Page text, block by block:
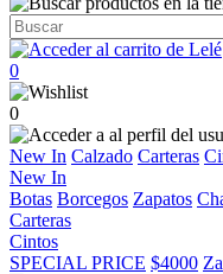
0
0
New In Calzado Carteras
New In
Botas Borcegos Zapatos
Carteras
Cintos
SPECIAL PRICE $4000